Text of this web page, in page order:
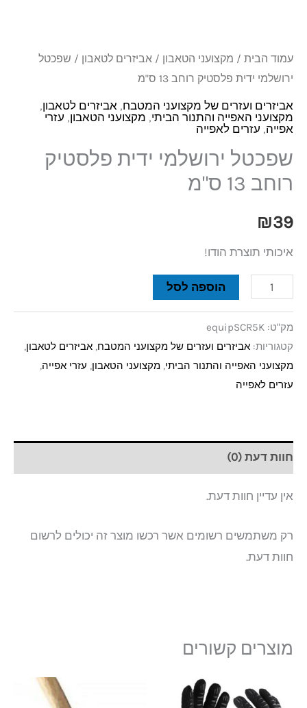
עמוד הבית / מקצועני הטאבון / אביזרים לטאבון / שפכטל
ירושלמי ידית פלסטיק רוחב 13 ס"מ
אביזרים ועזרים של מקצועני המטבח, אביזרים לטאבון,
מקצועני האפייה והתנור הביתי, מקצועני הטאבון, עזרי
אפייה, עזרים לאפייה
שפכטל ירושלמי ידית פלסטיק
רוחב 13 ס"מ
₪39
איכותי תוצרת הודו!
13
ס"מ
הוספה לסל
מק"ט: equipSCR5K
קטגוריות: אביזרים ועזרים של מקצועני המטבח, אביזרים לטאבון,
מקצועני האפייה והתנור הביתי, מקצועני הטאבון, עזרי אפייה,
עזרים לאפייה
חוות דעת (0)
אין עדיין חוות דעת.
רק משתמשים רשומים אשר רכשו מוצר זה יכולים לרשום
חוות דעת.
מוצרים קשורים